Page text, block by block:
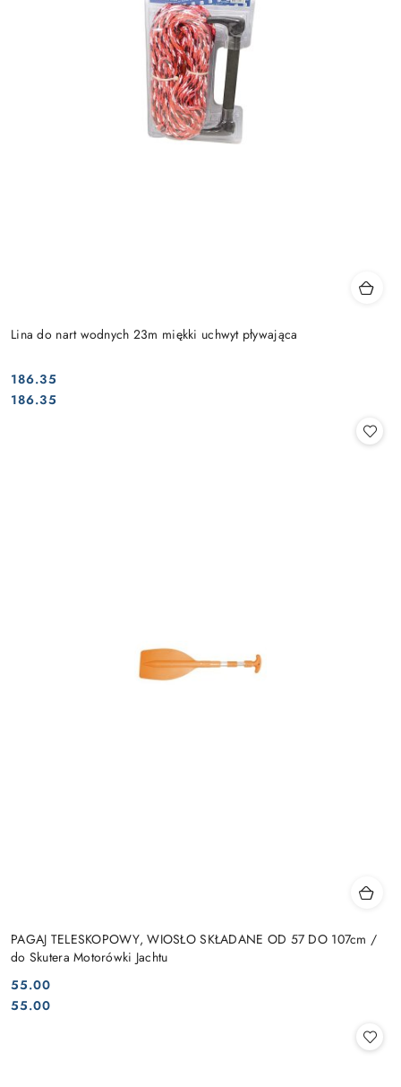
Lina do nart wodnych 23m miękki uchwyt pływająca
Cena:
186.35
Cena:
186.35
PAGAJ TELESKOPOWY, WIOSŁO SKŁADANE OD 57 DO 107cm /
do Skutera Motorówki Jachtu
Cena:
55.00
Cena:
55.00